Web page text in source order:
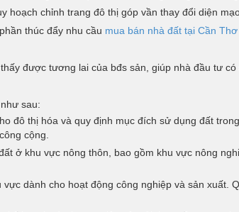
hoạch chỉnh trang đô thị góp vần thay đổi diện
thúc đẩy nhu cầu mua bán nhà đất tại Cần Thơ
được tương lai của bđs sản, giúp nhà đầu tư
sau:
đô thị hóa và quy định mục đích sử dụng đất
cộng.
ở khu vực nông thôn, bao gồm khu vực nông
vực dành cho hoạt động công nghiệp và sản